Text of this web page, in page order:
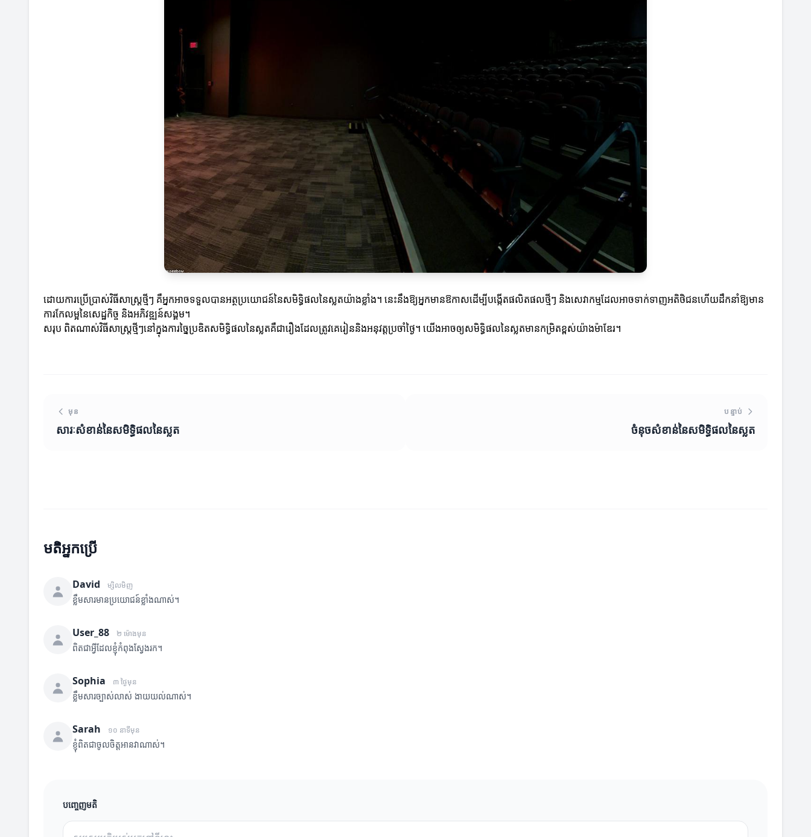
ដោយការប្រើប្រាស់វិធីសាស្ត្រថ្មីៗ គឺអ្នកអាចទទួលបានអត្ថប្រយោជន៍នៃសមិទ្ធិផលនៃស្លតយ៉ាងខ្លាំង។ នេះនឹងឱ្យអ្នកមានឱកាសដើម្បីបង្កើតផលិតផលថ្មីៗ និងសេវាកម្មដែលអាចទាក់ទាញអតិថិជនហើយដឹកនាំឱ្យមាន
ការកែលម្អនៃសេដ្ឋកិច្ច និងអភិវឌ្ឍន៍សង្គម។
សរុប ពិតណាស់វិធីសាស្ត្រថ្មីៗនៅក្នុងការច្នៃប្រឌិតសមិទ្ធិផលនៃស្លតគឺជារឿងដែលត្រូវគេរៀននិងអនុវត្តប្រចាំថ្ងៃ។ យើងអាចឲ្យសមិទ្ធិផលនៃស្លតមានកម្រិតខ្ពស់យ៉ាងម៉ាឌែរ។
មុន
សារៈសំខាន់នៃសមិទ្ធិផលនៃស្លត
បន្ទាប់
ចំនុចសំខាន់នៃសមិទ្ធិផលនៃស្លត
មតិអ្នកប្រើ
David ម្សិលមិញ
ខ្លឹមសារមានប្រយោជន៍ខ្លាំងណាស់។
User_88 ២ ម៉ោងមុន
ពិតជាអ្វីដែលខ្ញុំកំពុងស្វែងរក។
Sophia ៣ ថ្ងៃមុន
ខ្លឹមសារច្បាស់លាស់ ងាយយល់ណាស់។
Sarah ១០ នាទីមុន
ខ្ញុំពិតជាចូលចិត្តអានវាណាស់។
បញ្ចេញមតិ